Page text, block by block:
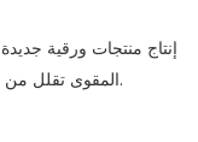
إنتاج منتجات ورقية
المقوى تقلل من الحاجة إلى إنتاج جديد ، وبالتالي تقليل الانبعاثات.